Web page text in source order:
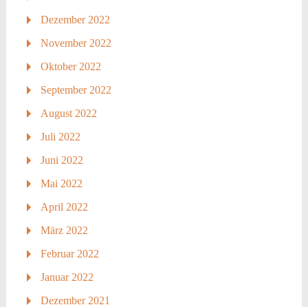
Dezember 2022
November 2022
Oktober 2022
September 2022
August 2022
Juli 2022
Juni 2022
Mai 2022
April 2022
März 2022
Februar 2022
Januar 2022
Dezember 2021